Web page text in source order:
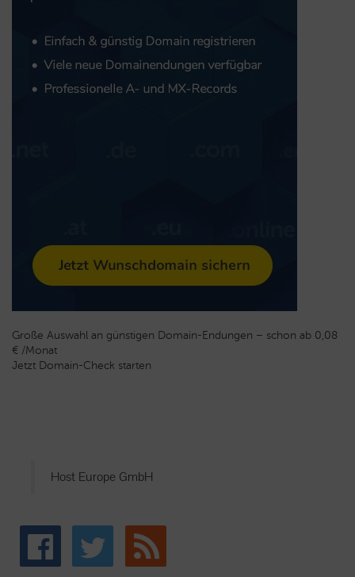
Große Auswahl an günstigen Domain-Endungen – schon ab 0,08
€ /Monat
Jetzt Domain-Check starten
Host Europe GmbH